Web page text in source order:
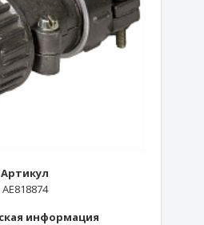
Артикул
AE818874
информация